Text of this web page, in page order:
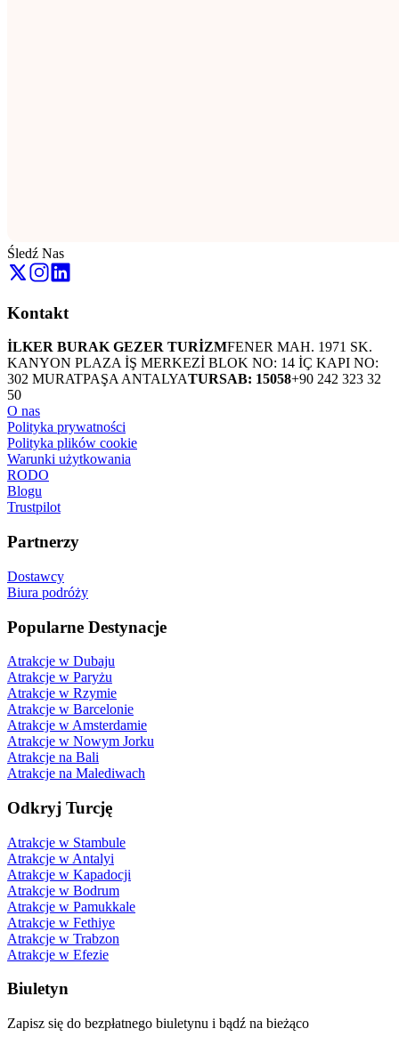
Śledź Nas
Kontakt
İLKER BURAK GEZER TURİZMFENER MAH. 1971 SK.
KANYON PLAZA İŞ MERKEZİ BLOK NO: 14 İÇ KAPI NO:
302 MURATPAŞA ANTALYATURSAB: 15058+90 242 323 32
50
O nas
Polityka prywatności
Polityka plików cookie
Warunki użytkowania
RODO
Blogu
Trustpilot
Partnerzy
Dostawcy
Biura podróży
Popularne Destynacje
Atrakcje w Dubaju
Atrakcje w Paryżu
Atrakcje w Rzymie
Atrakcje w Barcelonie
Atrakcje w Amsterdamie
Atrakcje w Nowym Jorku
Atrakcje na Bali
Atrakcje na Malediwach
Odkryj Turcję
Atrakcje w Stambule
Atrakcje w Antalyi
Atrakcje w Kapadocji
Atrakcje w Bodrum
Atrakcje w Pamukkale
Atrakcje w Fethiye
Atrakcje w Trabzon
Atrakcje w Efezie
Biuletyn
Zapisz się do bezpłatnego biuletynu i bądź na bieżąco